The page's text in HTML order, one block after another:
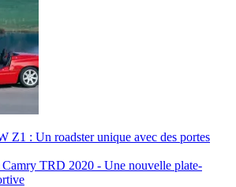
Z1 : Un roadster unique avec des portes
Camry TRD 2020 - Une nouvelle plate-